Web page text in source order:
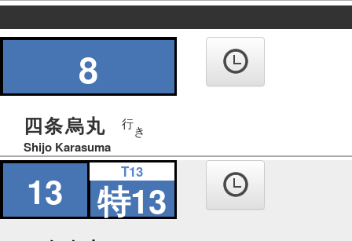
の
8
四条烏丸 行き
Shijo Karasuma
13 T13
特13